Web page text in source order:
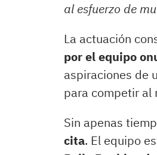
al esfuerzo de
La actuación
por el equipo
aspiraciones de
para competir al
Sin apenas
cita. El equipo